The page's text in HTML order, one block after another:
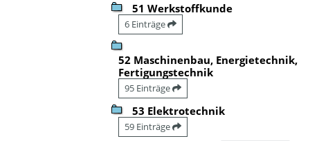
51 Werkstoffkunde
6 Einträge
52 Maschinenbau, Energietechnik,
Fertigungstechnik
95 Einträge
53 Elektrotechnik
59 Einträge